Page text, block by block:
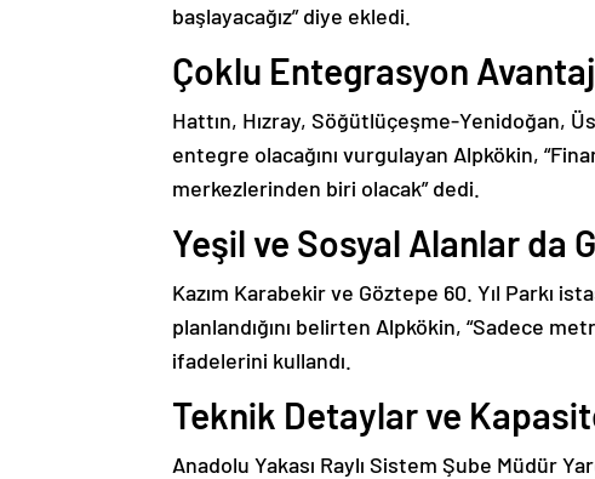
başlayacağız” diye ekledi.
Çoklu Entegrasyon
Hattın, Hızray, Söğütlüçeşme-Yenidoğan,
entegre olacağını vurgulayan Alpkökin,
merkezlerinden biri olacak” dedi.
Yeşil ve Sosyal Alanlar da
Kazım Karabekir ve Göztepe 60. Yıl Parkı
planlandığını belirten Alpkökin, “Sadece
ifadelerini kullandı.
Teknik Detaylar ve
Anadolu Yakası Raylı Sistem Şube Müdür